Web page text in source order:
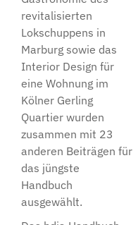
revitalisierten
Lokschuppens in
Marburg sowie das
Interior Design für
eine Wohnung im
Kölner Gerling
Quartier wurden
zusammen mit 23
anderen Beiträgen für
das jüngste
Handbuch
ausgewählt.